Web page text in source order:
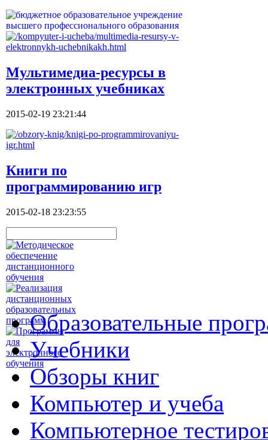
Мультимедиа-ресурсы в
электронных учебниках
2015-02-19 23:21:44
Книги по
программированию игр
2015-02-18 23:23:55
Образовательные
Учебники
Обзоры книг
Компьютер и учеба
Компьютерное